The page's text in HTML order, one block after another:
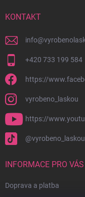
KONTAKT
info@
+420 733 199 584
https://
vyrobeno_laskou
https://
@vyrobeno_laskou
INFORMACE PRO VÁS
Doprava a platba